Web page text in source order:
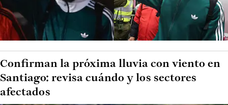
Confirman la próxima lluvia con viento en
Santiago: revisa cuándo y los sectores
afectados